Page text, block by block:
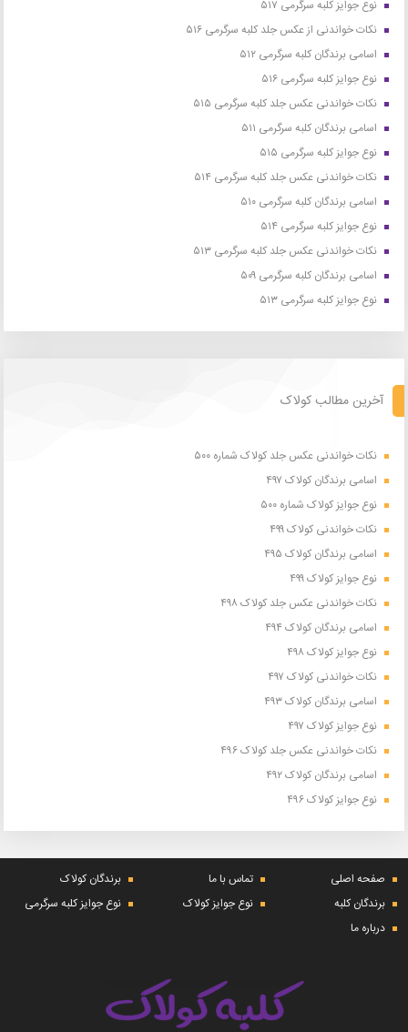
نوع جوایز کلبه سرگرمی ۵۱۷
نکات خواندنی از عکس جلد کلبه سرگرمی ۵۱۶
اسامی برندگان کلبه سرگرمی ۵۱۲
نوع جوایز کلبه سرگرمی ۵۱۶
نکات خواندنی عکس جلد کلبه سرگرمی ۵۱۵
اسامی برندگان کلبه سرگرمی ۵۱۱
نوع جوایز کلبه سرگرمی ۵۱۵
نکات خواندنی عکس جلد کلبه سرگرمی ۵۱۴
اسامی برندگان کلبه سرگرمی ۵۱۰
نوع جوایز کلبه سرگرمی ۵۱۴
نکات خواندنی عکس جلد کلبه سرگرمی ۵۱۳
اسامی برندگان کلبه سرگرمی ۵۰۹
نوع جوایز کلبه سرگرمی ۵۱۳
آخرین مطالب کولاک
نکات خواندنی عکس جلد کولاک شماره ۵۰۰
اسامی برندگان کولاک ۴۹۷
نوع جوایز کولاک شماره ۵۰۰
نکات خواندنی کولاک ۴۹۹
اسامی برندگان کولاک ۴۹۵
نوع جوایز کولاک ۴۹۹
نکات خواندنی عکس جلد کولاک ۴۹۸
اسامی برندگان کولاک ۴۹۴
نوع جوایز کولاک ۴۹۸
نکات خواندنی کولاک ۴۹۷
اسامی برندگان کولاک ۴۹۳
نوع جوایز کولاک ۴۹۷
نکات خواندنی عکس جلد کولاک ۴۹۶
اسامی برندگان کولاک ۴۹۲
نوع جوایز کولاک ۴۹۶
صفحه اصلی تماس با ما
برندگان کولاک
برندگان کلبه
نوع جوایز کولاک
نوع جوایز کلبه سرگرمی
درباره ما